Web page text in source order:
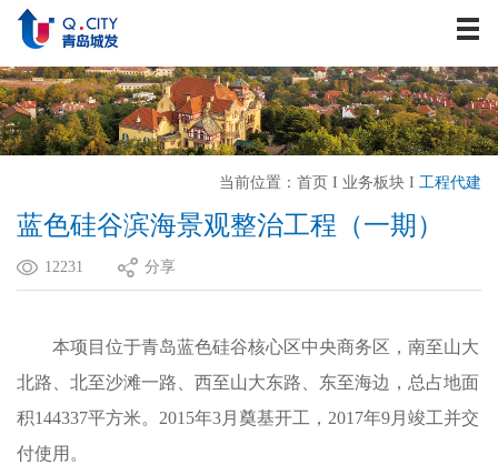
资讯中心
战略发展
业务板块
历史建筑
企业文化
当前位置： 首页 I 业务板块 I 工程代建
蓝色硅谷滨海景观整治工程（一期）
12231 分享
本项目位于青岛蓝色硅谷核心区中央商务区，南至山大
北路、北至沙滩一路、西至山大东路、东至海边，总占地面
积144337平方米。2015年3月奠基开工，2017年9月竣工并交
付使用。